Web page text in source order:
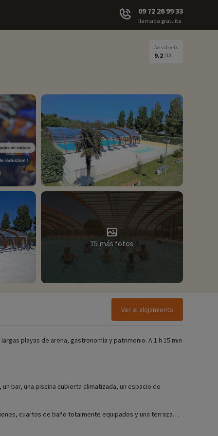
09 72 26 99 33
llamada gratuita
Avis clients
9.2 /10
15 más fotos
Ver el alojamiento
playas de arena, gastronomía y patrimonio. A 1 h 15 min
bar, una piscina cubierta climatizada, un espacio de
cuartos de baño totalmente equipados y una terraza